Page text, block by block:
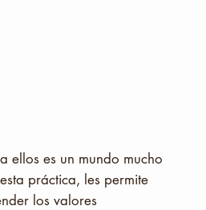
ellos es un mundo mucho
práctica, les permite
los valores